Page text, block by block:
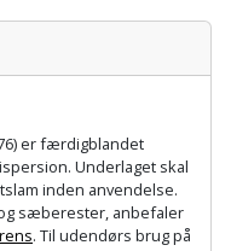
er færdigblandet
Underlaget skal
inden anvendelse.
sæberester, anbefaler
. Til udendørs brug på